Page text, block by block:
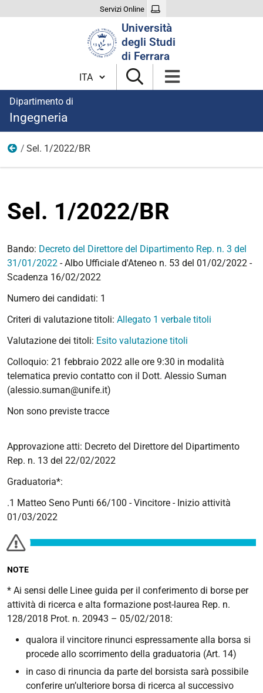
Servizi Online
Università
degli Studi
di Ferrara
Cambia lingua
Dipartimento di
Ingegneria
2022
Sel. 1/2022/BR
Sel. 1/2022/BR
Bando: Decreto del Direttore del Dipartimento Rep. n. 3 del
31/01/2022 - Albo Ufficiale d'Ateneo n. 53 del 01/02/2022 -
Scadenza 16/02/2022
Numero dei candidati: 1
Criteri di valutazione titoli: Allegato 1 verbale titoli
Valutazione dei titoli: Esito valutazione titoli
Colloquio: 21 febbraio 2022 alle ore 9:30 in modalità
telematica previo contatto con il Dott. Alessio Suman
(alessio.suman@unife.it)
Non sono previste tracce
Approvazione atti: Decreto del Direttore del Dipartimento
Rep. n. 13 del 22/02/2022
Graduatoria*:
.1 Matteo Seno Punti 66/100 - Vincitore - Inizio attività
01/03/2022
NOTE
* Ai sensi delle Linee guida per il conferimento di borse per
attività di ricerca e alta formazione post-laurea Rep. n.
128/2018 Prot. n. 20943 – 05/02/2018:
qualora il vincitore rinunci espressamente alla borsa si
procede allo scorrimento della graduatoria (Art. 14)
in caso di rinuncia da parte del borsista sarà possibile
conferire un’ulteriore borsa di ricerca al successivo